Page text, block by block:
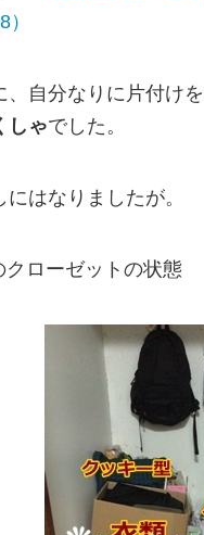
、自分なりに片付け
しゃでした。
はなりましたが。
ローゼットの状態